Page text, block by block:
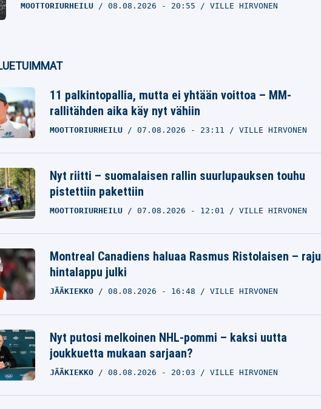
MOOTTORIURHEILU 08.08.2026 - 20:55 VILLE HIRVONEN
11 palkintopallia, mutta ei yhtään voittoa – MM-
rallitähden aika käy nyt vähiin
MOOTTORIURHEILU 07.08.2026 - 23:11 VILLE HIRVONEN
Nyt riitti – suomalaisen rallin suurlupauksen touhu
pistettiin pakettiin
MOOTTORIURHEILU 07.08.2026 - 12:01 VILLE HIRVONEN
Montreal Canadiens haluaa Rasmus Ristolaisen – raju
hintalappu julki
JÄÄKIEKKO 08.08.2026 - 16:48 VILLE HIRVONEN
Nyt putosi melkoinen NHL-pommi – kaksi uutta
joukkuetta mukaan sarjaan?
JÄÄKIEKKO 08.08.2026 - 20:03 VILLE HIRVONEN